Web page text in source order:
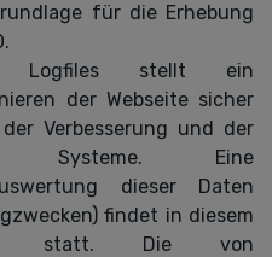
für die Erhebung
Logfiles stellt ein
der Webseite sicher
Verbesserung und der
Systeme. Eine
dieser Daten
findet in diesem
statt. Die von